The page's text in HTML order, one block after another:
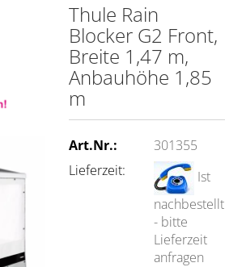
Thule Rain
Blocker G2 Front,
Breite 1,47 m,
Anbauhöhe 1,85
m
Art.Nr.:
301355
Lieferzeit:
Ist
nachbestellt
- bitte
Lieferzeit
anfragen